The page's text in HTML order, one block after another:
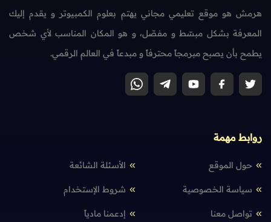
هرمش هو موقع تعليمي مجاني يهتم بعلوم الكمبيوتر و يقدم إليك
المعرفة بشكل مبسّط و مفصّل، و هو المكان المناسب لأي شخص
يطمح بأن يصبح مبرمجاً محترفاً و مبدعاً في العالم الرقمي.
روابط مهمة
حول الموقع الأسئلة الشائعة
سياسة الخصوصية شروط الإستخدام
تواصل معنا إدعمنا مادياً